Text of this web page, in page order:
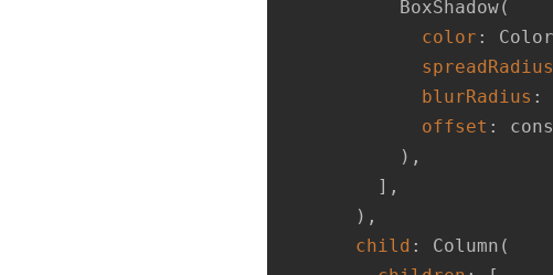
color :
spreadRadius
blurRadius :
offset :
child : Column(